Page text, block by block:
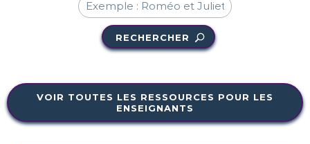
RECHERCHER
VOIR TOUTES LES RESSOURCES POUR LES
ENSEIGNANTS